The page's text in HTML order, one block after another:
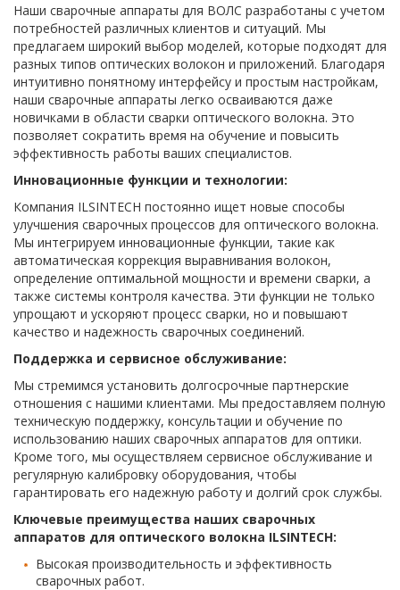
Наши сварочные аппараты для ВОЛС разработаны с учетом
потребностей различных клиентов и ситуаций. Мы
предлагаем широкий выбор моделей, которые подходят для
разных типов оптических волокон и приложений. Благодаря
интуитивно понятному интерфейсу и простым настройкам,
наши сварочные аппараты легко осваиваются даже
новичками в области сварки оптического волокна. Это
позволяет сократить время на обучение и повысить
эффективность работы ваших специалистов.
Инновационные функции и технологии:
Компания ILSINTECH постоянно ищет новые способы
улучшения сварочных процессов для оптического волокна.
Мы интегрируем инновационные функции, такие как
автоматическая коррекция выравнивания волокон,
определение оптимальной мощности и времени сварки, а
также системы контроля качества. Эти функции не только
упрощают и ускоряют процесс сварки, но и повышают
качество и надежность сварочных соединений.
Поддержка и сервисное обслуживание:
Мы стремимся установить долгосрочные партнерские
отношения с нашими клиентами. Мы предоставляем полную
техническую поддержку, консультации и обучение по
использованию наших сварочных аппаратов для оптики.
Кроме того, мы осуществляем сервисное обслуживание и
регулярную калибровку оборудования, чтобы
гарантировать его надежную работу и долгий срок службы.
Ключевые преимущества наших сварочных
аппаратов для оптического волокна ILSINTECH:
Высокая производительность и эффективность
сварочных работ.